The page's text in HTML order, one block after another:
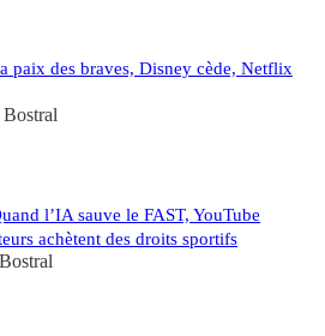
paix des braves, Disney cède, Netflix
l’IA sauve le FAST, YouTube
achètent des droits sportifs